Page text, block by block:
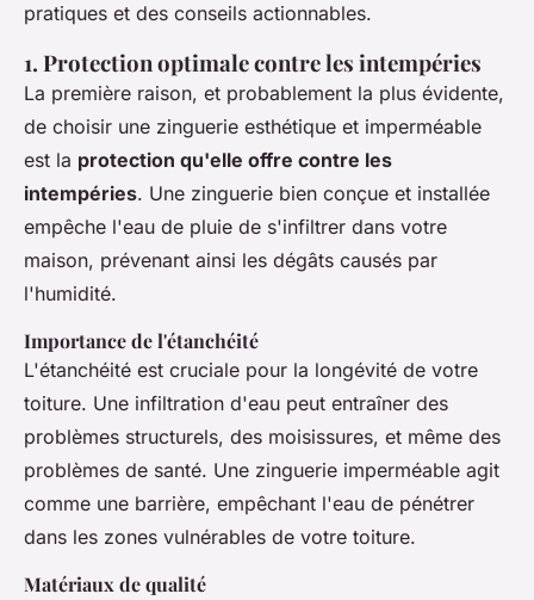
pratiques et des conseils actionnables.
1. Protection optimale contre les intempéries
La première raison, et probablement la plus évidente,
de choisir une zinguerie esthétique et imperméable
est la protection qu'elle offre contre les
intempéries. Une zinguerie bien conçue et installée
empêche l'eau de pluie de s'infiltrer dans votre
maison, prévenant ainsi les dégâts causés par
l'humidité.
Importance de l'étanchéité
L'étanchéité est cruciale pour la longévité de votre
toiture. Une infiltration d'eau peut entraîner des
problèmes structurels, des moisissures, et même des
problèmes de santé. Une zinguerie imperméable agit
comme une barrière, empêchant l'eau de pénétrer
dans les zones vulnérables de votre toiture.
Matériaux de qualité